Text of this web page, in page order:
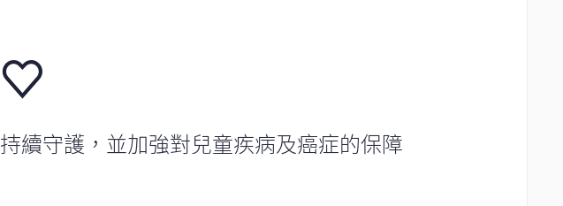
持續守護，並加強對兒童疾病及癌症的保障